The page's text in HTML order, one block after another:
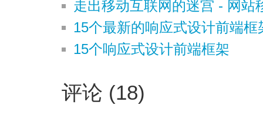
走出移动互联网的迷宫 - 网站
15个最新的响应式设计前端框
15个响应式设计前端框架
评论 (18)